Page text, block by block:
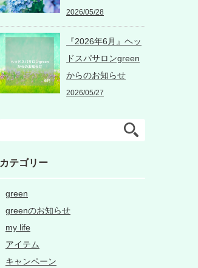
2026/05/28
『2026年6月』ヘッ
ドスパサロンgreen
からのお知らせ
2026/05/27
カテゴリー
green
greenのお知らせ
my life
アイテム
キャンペーン